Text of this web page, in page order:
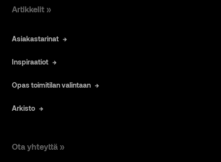
Artikkelit »
Asiakastarinat
Inspiraatiot
Opas toimitilan valintaan
Arkisto
Ota yhteyttä »